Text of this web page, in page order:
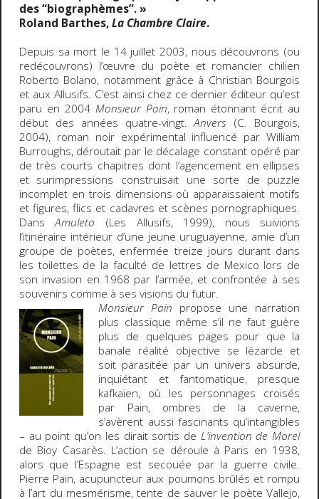
des “biographèmes”. »
Roland Barthes,La Chambre Claire.
Depuis sa mort le 14 juillet 2003, nous découvrons (ou
redécouvrons) l’œuvre du poète et romancier chilien
Roberto Bolano, notamment grâce à Christian Bourgois
et aux Allusifs. C’est ainsi chez ce dernier éditeur qu’est
paru en 2004 Monsieur Pain, roman étonnant écrit au
début des années quatre-vingt.Anvers (C. Bourgois,
2004), roman noir expérimental influencé par William
Burroughs, déroutait par le décalage constant opéré par
de très courts chapitres dont l’agencement en ellipses
et surimpressions construisait une sorte de puzzle
incomplet en trois dimensions où apparaissaient motifs
et figures, flics et cadavres et scènes pornographiques.
DansAmuleto (Les Allusifs, 1999), nous suivions
l’itinéraire intérieur d’une jeune uruguayenne, amie d’un
groupe de poètes, enfermée treize jours durant dans
les toilettes de la faculté de lettres de Mexico lors de
son invasion en 1968 par l’armée, et confrontée à ses
souvenirs comme à ses visions du futur.
Monsieur Pain propose une narration
plus classique même s’il ne faut guère
plus de quelques pages pour que la
banale réalité objective se lézarde et
soit parasitée par un univers absurde,
inquiétant et fantomatique, presque
kafkaïen, où les personnages croisés
par Pain, ombres de la caverne,
s’avèrent aussi fascinants qu’intangibles
– au point qu’on les dirait sortis de L’invention de Morel
de Bioy Casarès. L’action se déroule à Paris en 1938,
alors que l’Espagne est secouée par la guerre civile.
Pierre Pain, acupuncteur aux poumons brûlés et rompu
à l’art du mesmérisme, tente de sauver le poète Vallejo,